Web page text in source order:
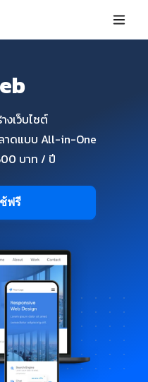
เว็บไซต์
าดแบบ All-in-One
บาท / ปี
ฟรี